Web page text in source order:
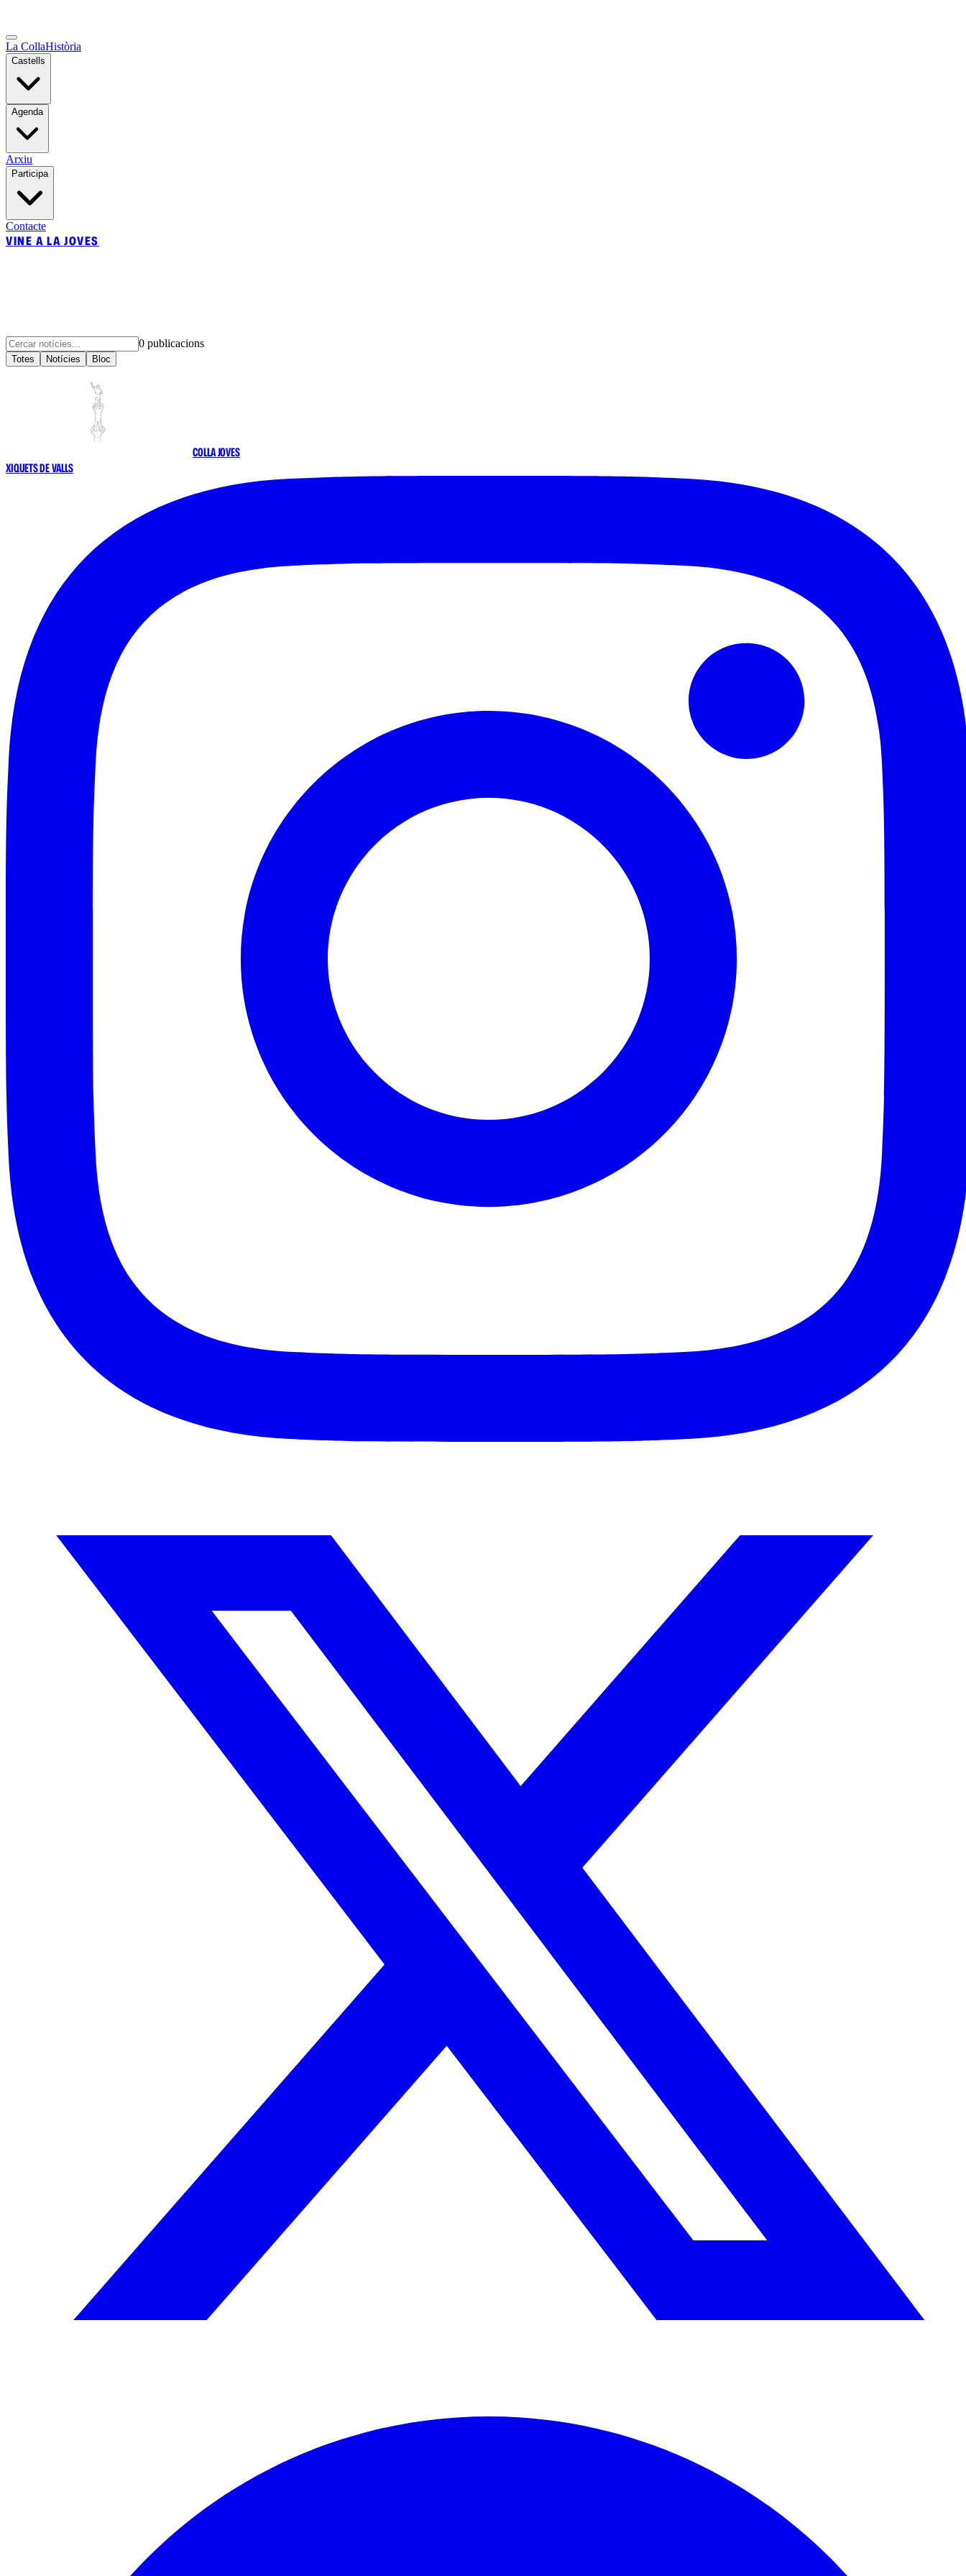
La CollaHistòria
Castells
Agenda
Arxiu
Participa
Contacte
VINE A LA JOVES
0 publicacions
Totes Notícies Bloc
COLLA JOVES
XIQUETS DE VALLS